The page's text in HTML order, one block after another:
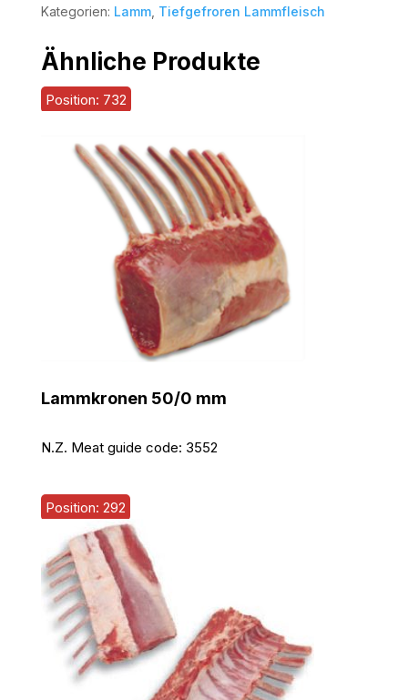
Kategorien: Lamm, Tiefgefroren Lammfleisch
Ähnliche Produkte
Position: 732
Lammkronen 50/0 mm
N.Z. Meat guide code: 3552
Position: 292